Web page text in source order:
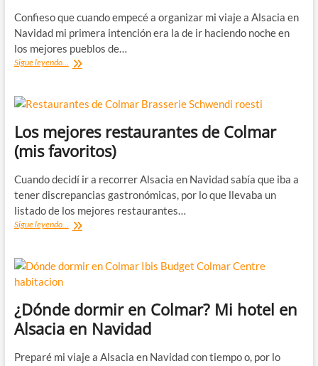
Confieso que cuando empecé a organizar mi viaje a Alsacia en
Navidad mi primera intención era la de ir haciendo noche en
los mejores pueblos de…
Sigue leyendo...
Colmar,
para
Alsacia
en
Navidad
Los mejores restaurantes de Colmar
(mis favoritos)
Cuando decidí ir a recorrer Alsacia en Navidad sabía que iba a
tener discrepancias gastronómicas, por lo que llevaba un
listado de los mejores restaurantes…
Sigue leyendo...
Los
¿Dónde dormir en Colmar? Mi hotel en
Alsacia en Navidad
Preparé mi viaje a Alsacia en Navidad con tiempo o, por lo